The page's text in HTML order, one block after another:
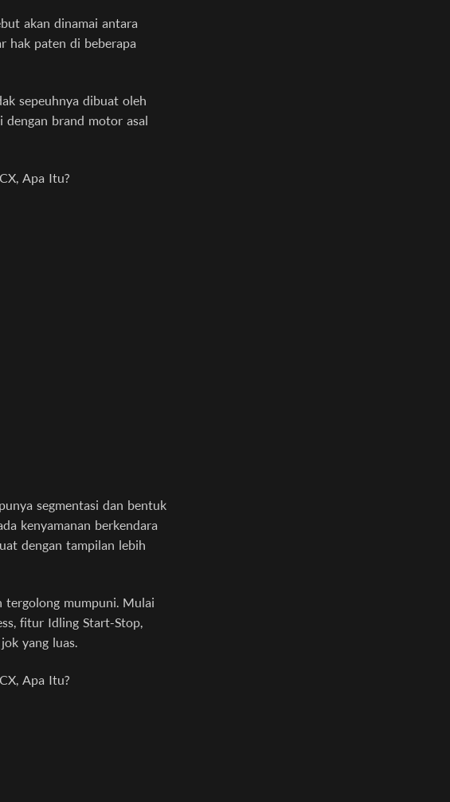
akan dinamai antara
hak paten di beberapa
sepeuhnya dibuat oleh
dengan brand motor asal
segmentasi dan bentuk
kenyamanan berkendara
dengan tampilan lebih
tergolong mumpuni. Mulai
fitur Idling Start-Stop,
yang luas.